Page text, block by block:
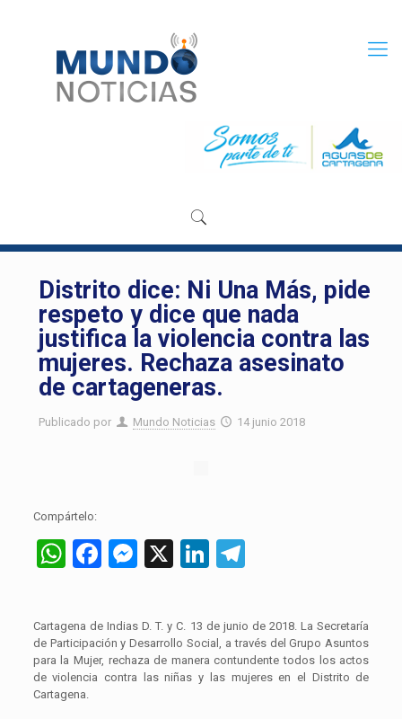
Distrito dice: Ni Una Más, pide
respeto y dice que nada
justifica la violencia contra las
mujeres. Rechaza asesinato
de cartageneras.
Publicado por Mundo Noticias 14 junio 2018
Compártelo:
WhatsApp
Facebook
Messenger
X LinkedIn
Cartagena de Indias D. T. y C. 13 de junio de 2018. La Secretaría
de Participación y Desarrollo Social, a través del Grupo Asuntos
para la Mujer, rechaza de manera contundente todos los actos
de violencia contra las niñas y las mujeres en el Distrito de
Cartagena.